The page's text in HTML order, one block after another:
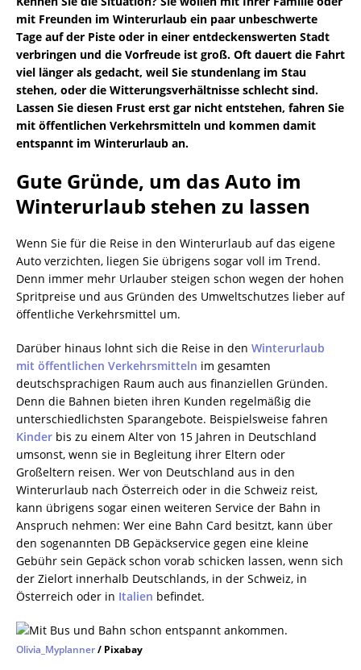
mit Freunden im Winterurlaub ein paar unbeschwerte
Tage auf der Piste oder in einer entdeckenswerten Stadt
verbringen und die Vorfreude ist groß. Oft dauert die Fahrt
viel länger als gedacht, weil Sie stundenlang im Stau
stehen, oder die Witterungsverhältnisse schlecht sind.
Lassen Sie diesen Frust erst gar nicht entstehen, fahren Sie
mit öffentlichen Verkehrsmitteln und kommen damit
entspannt im Winterurlaub an.
Gute Gründe, um das Auto im
Winterurlaub stehen zu lassen
Wenn Sie für die Reise in den Winterurlaub auf das eigene
Auto verzichten, liegen Sie übrigens sogar voll im Trend.
Denn immer mehr Urlauber steigen schon wegen der hohen
Spritpreise und aus Gründen des Umweltschutzes lieber auf
öffentliche Verkehrsmittel um.
Darüber hinaus lohnt sich die Reise in den Winterurlaub
mit öffentlichen Verkehrsmitteln im gesamten
deutschsprachigen Raum auch aus finanziellen Gründen.
Denn die Bahnen bieten ihren Kunden regelmäßig die
unterschiedlichsten Sparangebote. Beispielsweise fahren
Kinder bis zu einem Alter von 15 Jahren in Deutschland
umsonst, wenn sie in Begleitung ihrer Eltern oder
Großeltern reisen. Wer von Deutschland aus in den
Winterurlaub nach Österreich oder in die Schweiz reist,
kann übrigens sogar einen weiteren Service der Bahn in
Anspruch nehmen: Wer eine Bahn Card besitzt, kann über
den sogenannten DB Gepäckservice gegen eine kleine
Gebühr sein Gepäck schon vorab schicken lassen, wenn sich
der Zielort innerhalb Deutschlands, in der Schweiz, in
Österreich oder in Italien befindet.
Olivia_Myplanner/ Pixabay